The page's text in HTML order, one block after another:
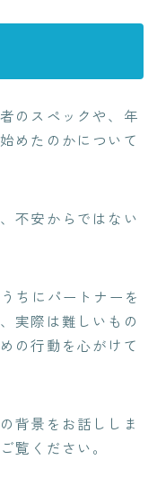
のスペックや、年
めたのかについて
不安からではない
ちにパートナーを
実際は難しいもの
の行動を心がけて
背景をお話ししま
覧ください。